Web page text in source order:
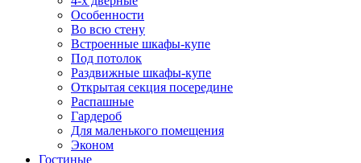
Особенности
Во всю стену
Встроенные шкафы-купе
Под потолок
Раздвижные шкафы-купе
Открытая секция посередине
Распашные
Гардероб
Для маленького помещения
Эконом
Гостиные